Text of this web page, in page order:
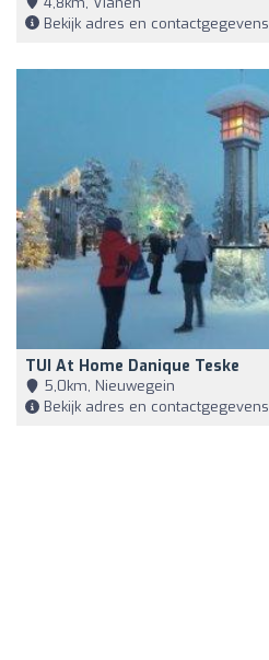
Bekijk adres en contactgegevens
TUI At Home Danique Teske
5,0km, Nieuwegein
Bekijk adres en contactgegevens